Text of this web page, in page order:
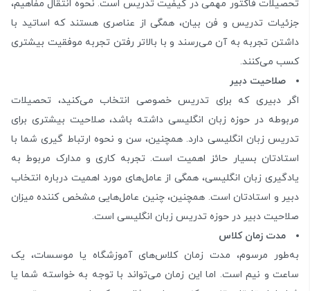
تحصیلات فاکتور مهمی در کیفیت تدریس است. نحوه انتقال مفاهیم،
جزئیات تدریس و فن بیان، همگی از عناصری هستند که اساتید با
داشتن تجربه به آن می‌رسند و با بالاتر رفتن تجربه موفقیت بیشتری
کسب می‌کنند.
صلاحیت دبیر
اگر دبیری که برای تدریس خصوصی انتخاب می‌کنید، تحصیلات
مربوطه در حوزه زبان انگلیسی داشته باشد، صلاحیت بیشتری برای
تدریس زبان انگلیسی دارد. همچنین، سن و نحوه ارتباط گیری شما با
استادتان بسیار حائز اهمیت است. تجربه کاری و مدارک مربوط به
یادگیری زبان انگلیسی، همگی از عامل‌های مورد اهمیت درباره انتخاب
دبیر و استادتان است. همچنین، چنین عامل‌هایی مشخص کننده میزان
صلاحیت دبیر در حوزه تدریس زبان انگلیسی است.
مدت زمان کلاس
به‌طور مرسوم، مدت زمان کلاس‌های آموزشگاه یا موسسات، یک
ساعت و نیم است. اما این زمان می‌تواند با توجه به خواسته شما یا